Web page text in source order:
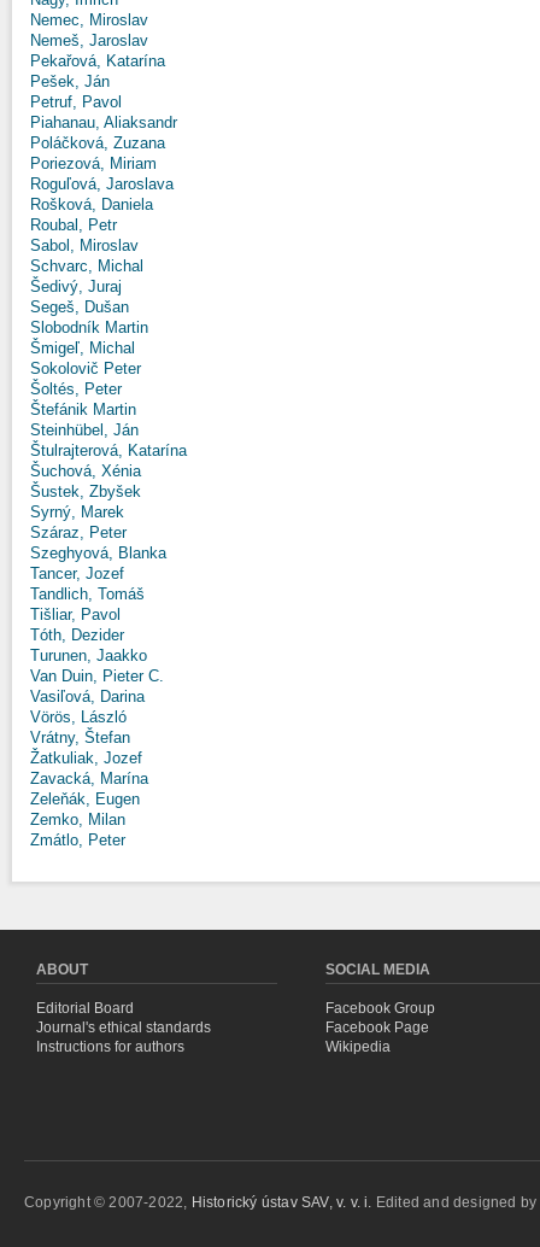
Nemec, Miroslav
Nemeš, Jaroslav
Pekařová, Katarína
Pešek, Ján
Petruf, Pavol
Piahanau, Aliaksandr
Poláčková, Zuzana
Poriezová, Miriam
Roguľová, Jaroslava
Rošková, Daniela
Roubal, Petr
Sabol, Miroslav
Schvarc, Michal
Šedivý, Juraj
Segeš, Dušan
Slobodník Martin
Šmigeľ, Michal
Sokolovič Peter
Šoltés, Peter
Štefánik Martin
Steinhübel, Ján
Štulrajterová, Katarína
Šuchová, Xénia
Šustek, Zbyšek
Syrný, Marek
Száraz, Peter
Szeghyová, Blanka
Tancer, Jozef
Tandlich, Tomáš
Tišliar, Pavol
Tóth, Dezider
Turunen, Jaakko
Van Duin, Pieter C.
Vasiľová, Darina
Vörös, László
Vrátny, Štefan
Žatkuliak, Jozef
Zavacká, Marína
Zeleňák, Eugen
Zemko, Milan
Zmátlo, Peter
ABOUT
Editorial Board
Journal's ethical standards
Instructions for authors
SOCIAL MEDIA
Facebook Group
Facebook Page
Wikipedia
Copyright © 2007-2022, Historický ústav SAV, v. v. i. Edited and designed by